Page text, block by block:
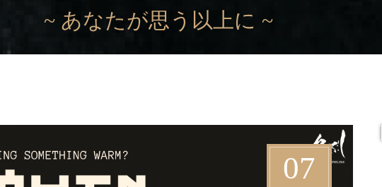
~ あなたが思う以上に ~
07